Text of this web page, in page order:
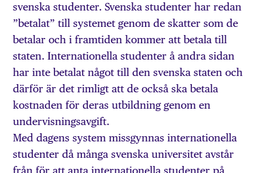
svenska studenter. Svenska studenter har redan
”betalat” till systemet genom de skatter som de
betalar och i framtiden kommer att betala till
staten. Internationella studenter å andra sidan
har inte betalat något till den svenska staten och
därför är det rimligt att de också ska betala
kostnaden för deras utbildning genom en
undervisningsavgift.
Med dagens system missgynnas internationella
studenter då många svenska universitet avstår
från för att anta internationella studenter på